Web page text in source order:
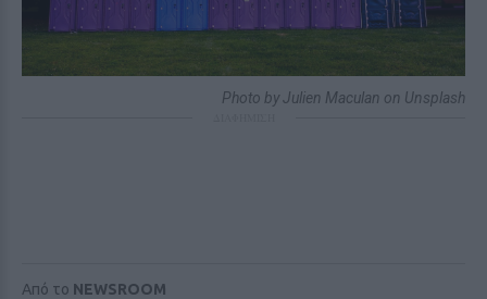
Photo by Julien Maculan on Unsplash
Από το NEWSROOM